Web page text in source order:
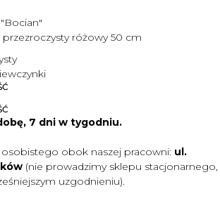
różowy 50 cm
7 dni w tygodniu.
obok naszej pracowni: ul.
(nie prowadzimy sklepu stacjonarnego,
uzgodnieniu).